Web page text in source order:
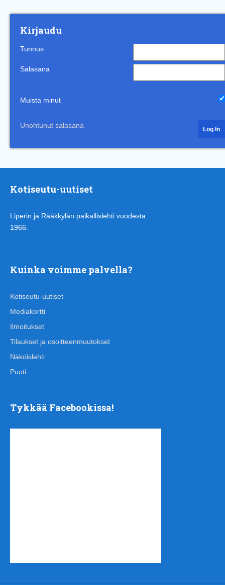
Kirjaudu
Tunnus
Salasana
Muista minut
Unohtunut salasana
Kotiseutu-uutiset
Liperin ja Rääkkylän paikallislehti vuodesta
1966.
Kuinka voimme palvella?
Kotiseutu-uutiset
Mediakortti
Ilmoitukset
Tilaukset ja osoitteenmuutokset
Näköislehti
Puoti
Tykkää Facebookissa!